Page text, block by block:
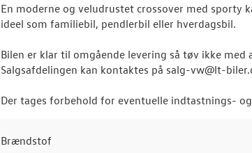
En moderne og veludrustet crossover med
ideel som familiebil, pendlerbil eller hverdagsbil.
Bilen er klar til omgående levering så tøv ikke
Salgsafdelingen kan kontaktes på salg-vw@lt-
Der tages forbehold for eventuelle indtastnings-
Brændstof